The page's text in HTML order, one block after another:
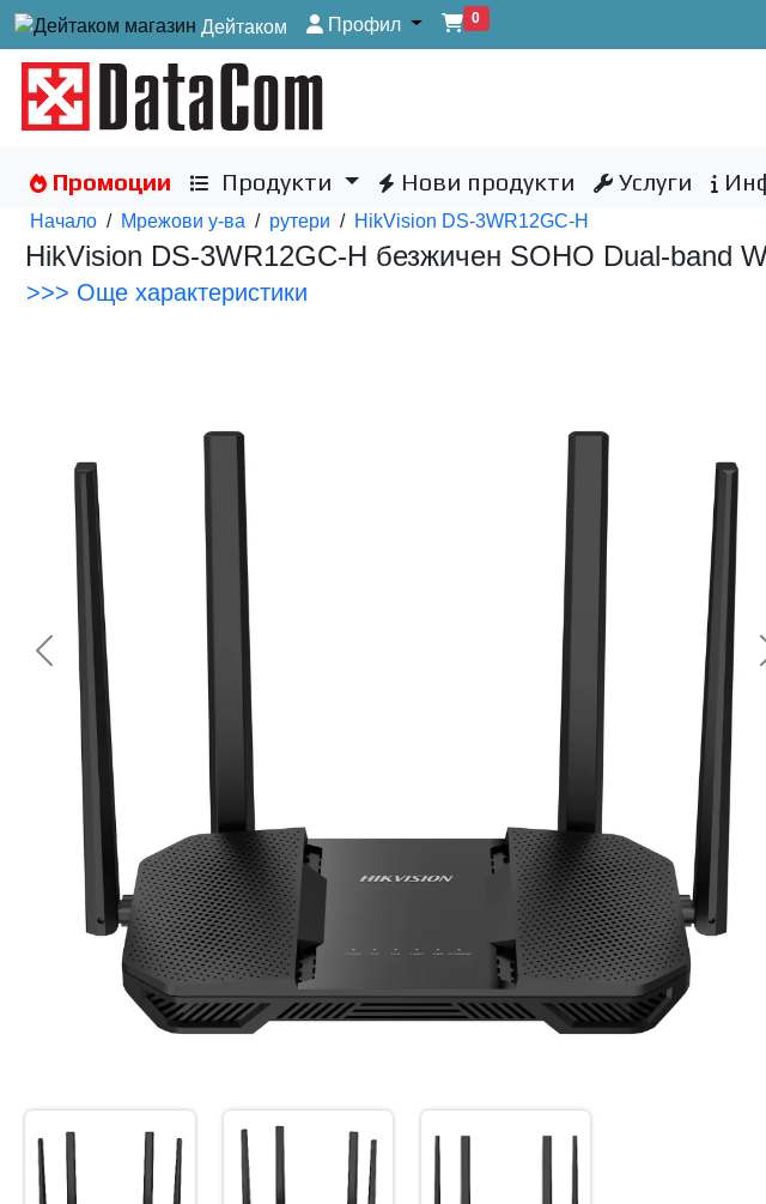
Дейтаком Профил 0
Промоции Продукти Нови продукти Услуги
Начало / Мрежови у-ва / рутери / HikVision DS-3WR12GC-H
HikVision DS-3WR12GC-H безжичен SOHO Dual-band
>>> Още характеристики
<< Предишна